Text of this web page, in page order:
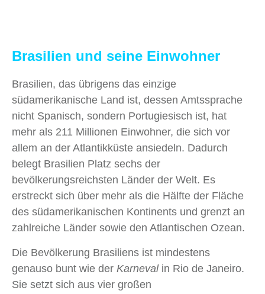
Brasilien und seine Einwohner
Brasilien, das übrigens das einzige
südamerikanische Land ist, dessen Amtssprache
nicht Spanisch, sondern Portugiesisch ist, hat
mehr als 211 Millionen Einwohner, die sich vor
allem an der Atlantikküste ansiedeln. Dadurch
belegt Brasilien Platz sechs der
bevölkerungsreichsten Länder der Welt. Es
erstreckt sich über mehr als die Hälfte der Fläche
des südamerikanischen Kontinents und grenzt an
zahlreiche Länder sowie den Atlantischen Ozean.
Die Bevölkerung Brasiliens ist mindestens
genauso bunt wie der Karnevalin Rio de Janeiro.
Sie setzt sich aus vier großen